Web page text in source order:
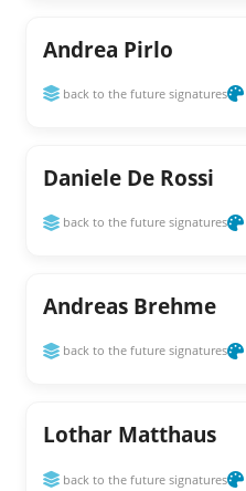
Andrea Pirlo
back to the future signatures
Daniele De Rossi
back to the future signatures
Andreas Brehme
back to the future signatures
Lothar Matthaus
back to the future signatures